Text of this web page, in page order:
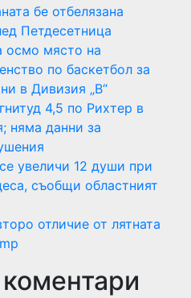
бе отбелязана
Петдесетница
осмо място на
по баскетбол за
в Дивизия „В“
4,5 по Рихтер в
няма данни за
увеличи 12 души при
съобщи областният
отличие от лятната